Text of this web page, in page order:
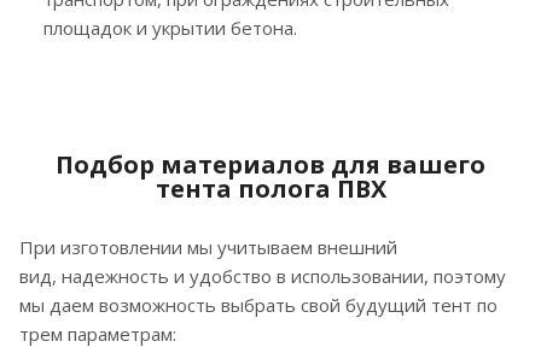
площадок и укрытии бетона.
Подбор материалов для вашего
тента полога ПВХ
При изготовлении мы учитываем внешний
вид, надежность и удобство в использовании, поэтому
мы даем возможность выбрать свой будущий тент по
трем параметрам: